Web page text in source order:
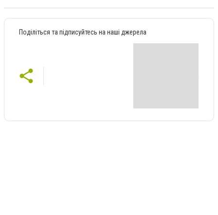
Поділіться та підписуйтесь на наші джерела